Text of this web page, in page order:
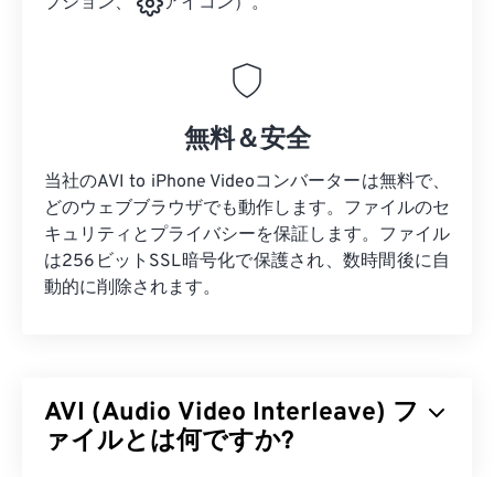
無料＆安全
当社のAVI to iPhone Videoコンバーターは無料で、
どのウェブブラウザでも動作します。ファイルのセ
キュリティとプライバシーを保証します。ファイル
は256ビットSSL暗号化で保護され、数時間後に自
動的に削除されます。
AVI (Audio Video Interleave) フ
ァイルとは何ですか?